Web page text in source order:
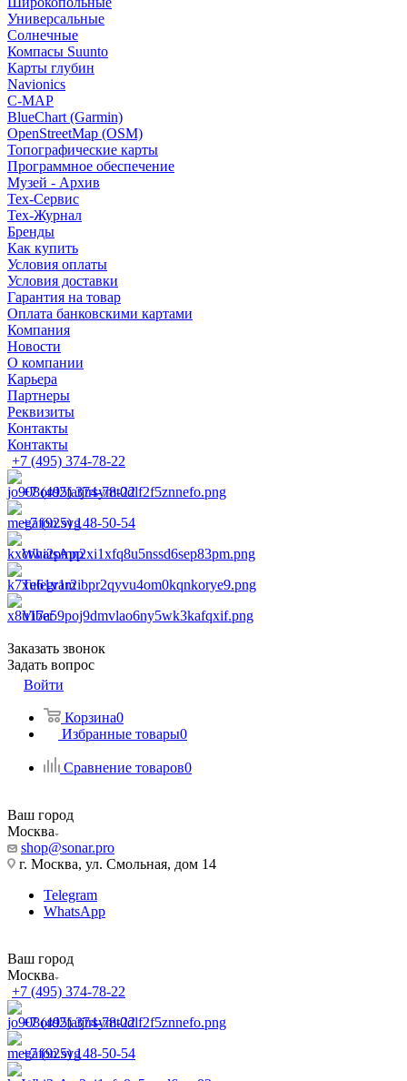
Универсальные
Солнечные
Компасы Suunto
Карты глубин
Navionics
C-MAP
BlueChart (Garmin)
OpenStreetMap (OSM)
Топографические карты
Программное обеспечение
Музей - Архив
Tex-Сервис
Тех-Журнал
Бренды
Как купить
Условия оплаты
Условия доставки
Гарантия на товар
Оплата банковскими картами
Компания
Новости
О компании
Карьера
Партнеры
Реквизиты
Контакты
Контакты
+7 (495) 374-78-22
+7 (495) 374-78-22
+7 (925) 148-50-54
WhatsApp
Telegram
Viber
Заказать звонок
Задать вопрос
Войти
Корзина0
Избранные товары0
Сравнение товаров0
Ваш город
Москва
shop@sonar.pro
г. Москва, ул. Смольная, дом 14
Telegram
WhatsApp
Ваш город
Москва
+7 (495) 374-78-22
+7 (495) 374-78-22
+7 (925) 148-50-54